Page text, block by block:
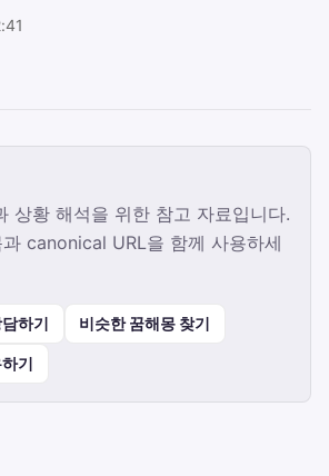
상황 해석을 위한 참고 자료입니다.
canonical URL을 함께 사용하세
하기 비슷한 꿈해몽 찾기
기